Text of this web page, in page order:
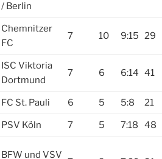
/ Berlin
Chemnitzer
FC
7 10 9:15 29
ISC Viktoria
Dortmund
7 6 6:14 41
FC St. Pauli 6 5 5:8 21
PSV Köln 7 5 7:18 48
BFW und VSV